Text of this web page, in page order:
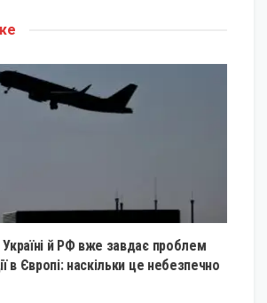
Україні й РФ вже завдає проблем
в Європі: наскільки це небезпечно